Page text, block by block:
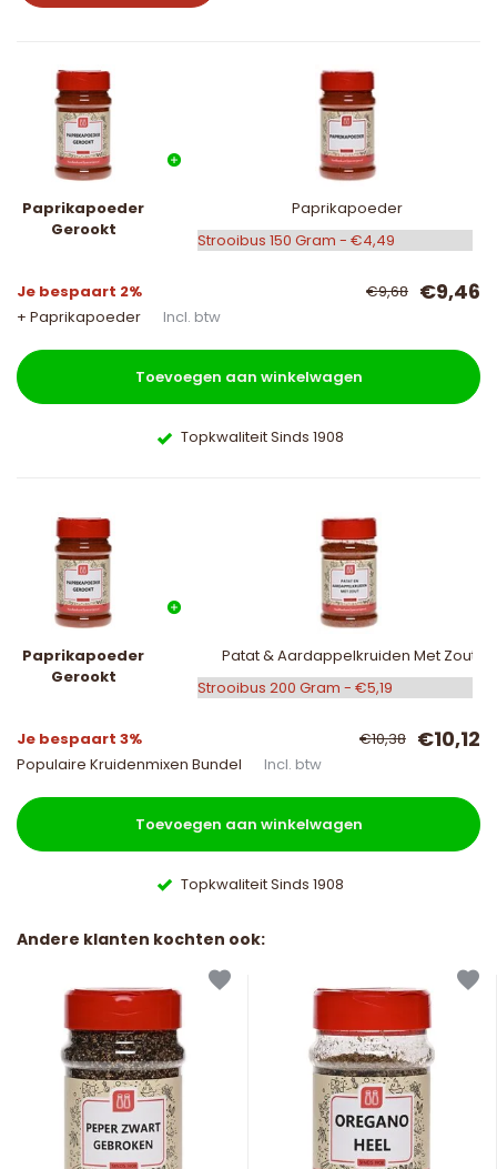
Paprikapoeder
Gerookt
Paprikapoeder
Je bespaart 2% €9,68 €9,46
+ Paprikapoeder Incl. btw
Toevoegen aan winkelwagen
Topkwaliteit Sinds 1908
Paprikapoeder
Gerookt
Patat & Aardappelkruiden Met Zout
Je bespaart 3% €10,38 €10,12
Populaire Kruidenmixen Bundel Incl. btw
Toevoegen aan winkelwagen
Topkwaliteit Sinds 1908
Andere klanten kochten ook: